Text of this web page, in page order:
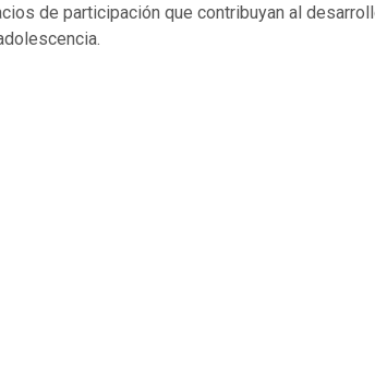
de participación que contribuyan al